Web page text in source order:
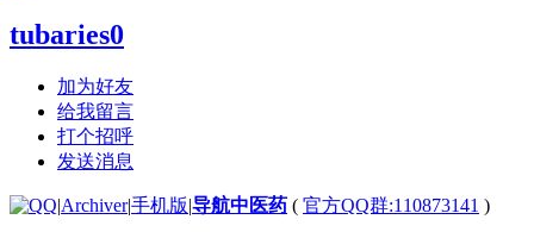
tubaries0
加为好友
给我留言
打个招呼
发送消息
|Archiver|手机版|导航中医药 ( 官方QQ群:110873141 )